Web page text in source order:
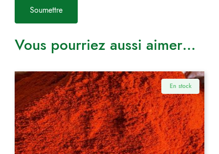
Vous pourriez aussi aimer…
En stock